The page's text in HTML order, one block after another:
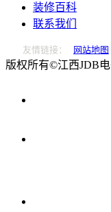
装修百科
联系我们
友情链接： 网站地图
版权所有©江西JDB